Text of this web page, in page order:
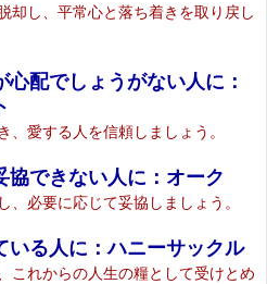
却し、平常心と落ち着きを取り戻し
配でしょうがない人に：
、愛する人を信頼しましょう。
協できない人に：オーク
、必要に応じて妥協しましょう。
いる人に：ハニーサックル
これからの人生の糧として受けとめ